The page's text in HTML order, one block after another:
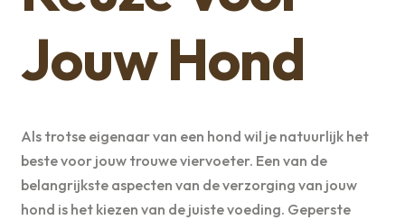
Jouw Hond
Als trotse eigenaar van een hond wil je natuurlijk het
beste voor jouw trouwe viervoeter. Een van de
belangrijkste aspecten van de verzorging van jouw
hond is het kiezen van de juiste voeding. Geperste